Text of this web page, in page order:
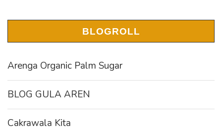
BLOGROLL
Arenga Organic Palm Sugar
BLOG GULA AREN
Cakrawala Kita